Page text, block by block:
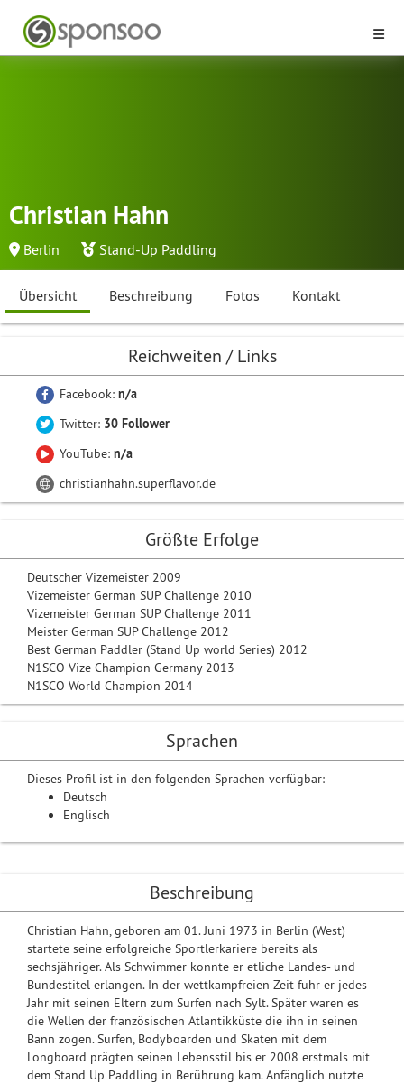
Christian Hahn
Berlin Stand-Up Paddling
Übersicht Beschreibung Fotos Kontakt
Beschreibung
Christian Hahn, geboren am 01. Juni 1973 in Berlin (West)
startete seine erfolgreiche Sportlerkariere bereits als
sechsjähriger. Als Schwimmer konnte er etliche Landes- und
Bundestitel erlangen. In der wettkampfreien Zeit fuhr er jedes
Jahr mit seinen Eltern zum Surfen nach Sylt. Später waren es
die Wellen der französischen Atlantikküste die ihn in seinen
Bann zogen. Surfen, Bodyboarden und Skaten mit dem
Longboard prägten seinen Lebensstil bis er 2008 erstmals mit
dem Stand Up Paddling in Berührung kam. Anfänglich nutzte
Reichweiten / Links
Facebook: n/a
Twitter: 30 Follower
YouTube: n/a
christianhahn.superflavor.de
Größte Erfolge
Deutscher Vizemeister 2009
Vizemeister German SUP Challenge 2010
Vizemeister German SUP Challenge 2011
Meister German SUP Challenge 2012
Best German Paddler (Stand Up world Series) 2012
N1SCO Vize Champion Germany 2013
N1SCO World Champion 2014
Sprachen
Dieses Profil ist in den folgenden Sprachen verfügbar:
Deutsch
Englisch